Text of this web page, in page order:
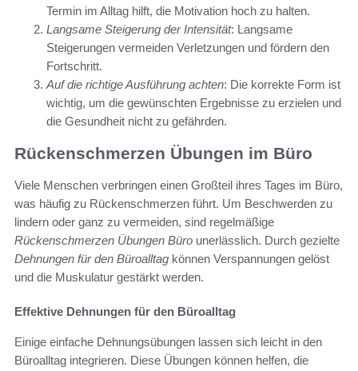
Termin im Alltag hilft, die Motivation hoch zu halten.
Langsame Steigerung der Intensität: Langsame
Steigerungen vermeiden Verletzungen und fördern den
Fortschritt.
Auf die richtige Ausführung achten: Die korrekte Form ist
wichtig, um die gewünschten Ergebnisse zu erzielen und
die Gesundheit nicht zu gefährden.
Rückenschmerzen Übungen im Büro
Viele Menschen verbringen einen Großteil ihres Tages im Büro,
was häufig zu Rückenschmerzen führt. Um Beschwerden zu
lindern oder ganz zu vermeiden, sind regelmäßige
Rückenschmerzen Übungen Büro unerlässlich. Durch gezielte
Dehnungen für den Büroalltag können Verspannungen gelöst
und die Muskulatur gestärkt werden.
Effektive Dehnungen für den Büroalltag
Einige einfache Dehnungsübungen lassen sich leicht in den
Büroalltag integrieren. Diese Übungen können helfen, die